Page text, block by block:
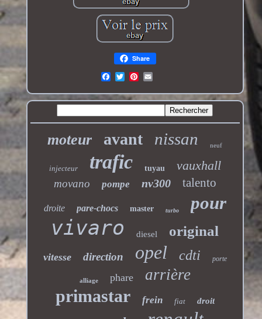
Share
moteur avant nissan neuf
injecteur trafic tuyau vauxhall
movano pompe nv300 talento
droite pare-chocs master turbo pour
vivaro diesel original
vitesse direction opel cdti porte
alliage phare arrière
primastar frein fiat droit